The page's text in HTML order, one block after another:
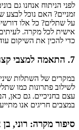
לפני הניתוח אנחנו גם
זמניים? האם נוכל
על שתלים? כל אלו
אישית לכל מקרה.
כדי להכין את השיקום
7. התאמה למצבי קצה רפואיים
במקרים של השתלות
לשילוב פתרונות כמו
עצם בחניכיים. גם כאן,
במצבים חריגים אנו
סיפור מקרה: רוני, בן 62, מעפולה